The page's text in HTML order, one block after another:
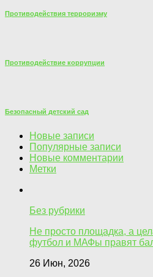
Противодействия терроризму
Противодействие коррупции
Безопасный детский сад
Новые записи
Популярные записи
Новые комментарии
Метки
Без рубрики
Не просто площадка, а
футбол и МАФы правят
26 Июн, 2026